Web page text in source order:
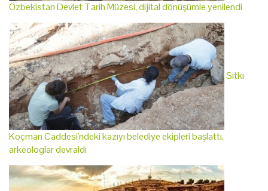
Özbekistan Devlet Tarih Müzesi, dijital dönüşümle yenilendi
Sıtkı
Koçman Caddesi'ndeki kazıyı belediye ekipleri başlattı,
arkeologlar devraldı